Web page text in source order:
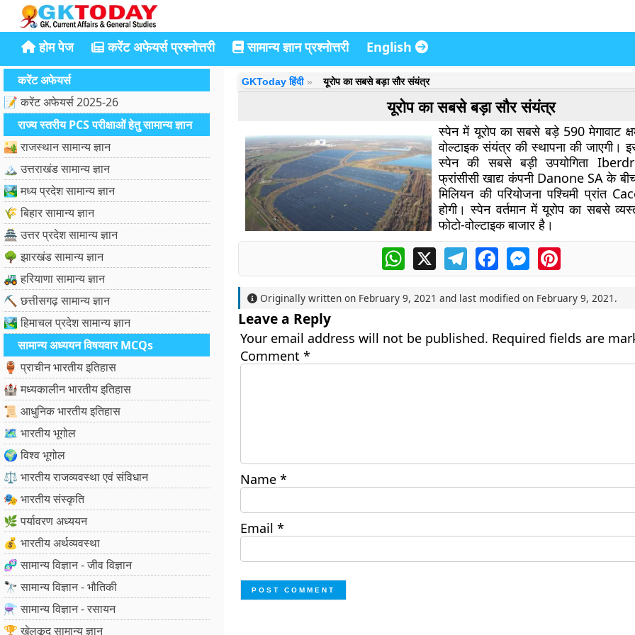
होम पेज करेंट अफेयर्स प्रश्नोत्तरी सामान्य ज्ञान प्रश्नोत्तरी English
करेंट अफेयर्स
📝 करेंट अफेयर्स 2025-26
राज्य स्तरीय PCS परीक्षाओं हेतु सामान्य ज्ञान
🏜️ राजस्थान सामान्य ज्ञान
🏔️ उत्तराखंड सामान्य ज्ञान
🏞️ मध्य प्रदेश सामान्य ज्ञान
🌾 बिहार सामान्य ज्ञान
🏯 उत्तर प्रदेश सामान्य ज्ञान
🌳 झारखंड सामान्य ज्ञान
🚜 हरियाणा सामान्य ज्ञान
⛏️ छत्तीसगढ़ सामान्य ज्ञान
🏞️ हिमाचल प्रदेश सामान्य ज्ञान
सामान्य अध्ययन विषयवार MCQs
🏺 प्राचीन भारतीय इतिहास
🏰 मध्यकालीन भारतीय इतिहास
📜 आधुनिक भारतीय इतिहास
🗺️ भारतीय भूगोल
🌍 विश्व भूगोल
⚖️ भारतीय राजव्यवस्था एवं संविधान
🎭 भारतीय संस्कृति
🌿 पर्यावरण अध्ययन
💰 भारतीय अर्थव्यवस्था
🧬 सामान्य विज्ञान - जीव विज्ञान
🔭 सामान्य विज्ञान - भौतिकी
⚗️ सामान्य विज्ञान - रसायन
🏆 खेलकूद सामान्य ज्ञान
GKToday हिंदी यूरोप का सबसे बड़ा सौर संयंत्र
यूरोप का सबसे बड़ा सौर संयंत्र
स्पेन में यूरोप का सबसे बड़े 590 मेगावाट
वोल्टाइक संयंत्र की स्थापना की जाएगी।
स्पेन की सबसे बड़ी उपयोगिता
फ्रांसीसी खाद्य कंपनी Danone SA के
मिलियन की परियोजना पश्चिमी प्रांत
होगी। स्पेन वर्तमान में यूरोप का सबसे
फोटो-वोल्टाइक बाजार है।
WhatsApp
X TelegramFacebookMessengerPinterest
Originally written on February 9, 2021 and last modified on February 9, 2021 .
Leave a Reply
Your email address will not be published. Required fields are
Comment *
Name *
Email *